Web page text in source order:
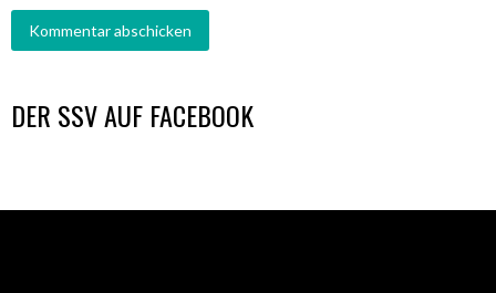
DER SSV AUF FACEBOOK